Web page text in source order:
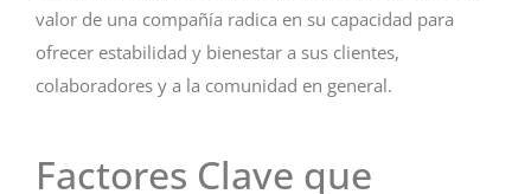
valor de una compañía radica en su capacidad para
ofrecer estabilidad y bienestar a sus clientes,
colaboradores y a la comunidad en general.
Factores Clave que